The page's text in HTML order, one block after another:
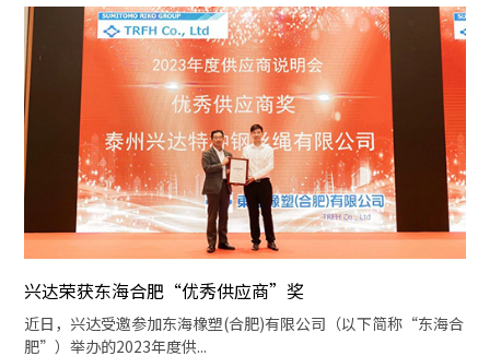
兴达荣获东海合肥“优秀供应商”奖
近日，兴达受邀参加东海橡塑(合肥)有限公司（以下简称“东海合
肥”）举办的2023年度供...